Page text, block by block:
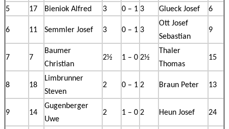
5 17 Bieniok Alfred 3 0 – 1 3 Glueck Josef 6
6 11 Semmler Josef 3 0 – 1 3
Ott Josef
Sebastian
9
7 7
Baumer
Christian
2½ 1 – 0 2½
Thaler
Thomas
15
8 18
Limbrunner
Steven
2 0 – 1 2 Braun Peter 13
9 14
Gugenberger
Uwe
2 1 – 0 2 Heun Josef 24